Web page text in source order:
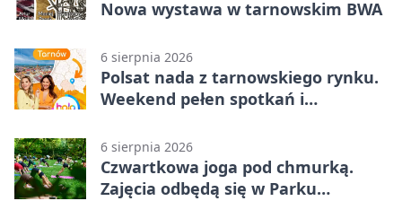
Nowa wystawa w tarnowskim BWA
6 sierpnia 2026
Polsat nada z tarnowskiego rynku.
Weekend pełen spotkań i
6 sierpnia 2026
Czwartkowa joga pod chmurką.
Zajęcia odbędą się w Parku